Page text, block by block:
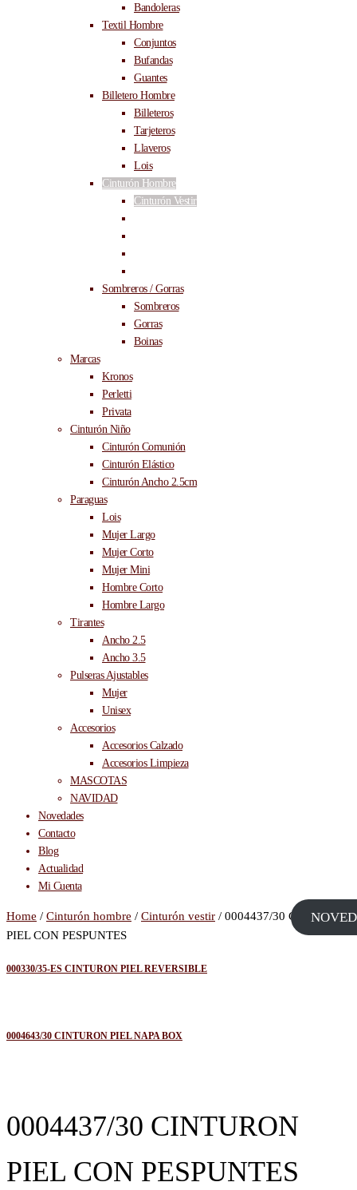
Bandoleras
Textil Hombre
Conjuntos
Bufandas
Guantes
Billetero Hombre
Billeteros
Tarjeteros
Llaveros
Lois
Cinturón Hombre
Cinturón Vestir
Sombreros / Gorras
Sombreros
Gorras
Boinas
Marcas
Kronos
Perletti
Privata
Cinturón Niño
Cinturón Comunión
Cinturón Elástico
Cinturón Ancho 2.5cm
Paraguas
Lois
Mujer Largo
Mujer Corto
Mujer Mini
Hombre Corto
Hombre Largo
Tirantes
Ancho 2.5
Ancho 3.5
Pulseras Ajustables
Mujer
Unisex
Accesorios
Accesorios Calzado
Accesorios Limpieza
MASCOTAS
NAVIDAD
Novedades
Contacto
Blog
Actualidad
Mi Cuenta
Home / Cinturón hombre / Cinturón vestir / 0004437/30 CINTURON
PIEL CON PESPUNTES
000330/35-ES CINTURON PIEL REVERSIBLE
0004643/30 CINTURON PIEL NAPA BOX
0004437/30 CINTURON
PIEL CON PESPUNTES